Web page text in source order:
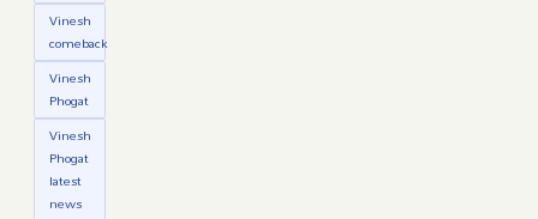
Vinesh
comeback
Vinesh
Phogat
Vinesh
Phogat
latest
news